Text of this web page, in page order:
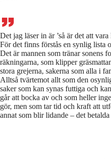
Det jag läser in är ’så är det att vara
För det finns förstås en synlig lista
Det är mannen som tränar sonens
räkningarna, som klipper
stora grejerna, sakerna som alla i
Alltså tvärtemot allt som den
saker som kan synas futtiga och
går att bocka av och som heller
gör, men som tar tid och kraft att
annat som blir lidande – det betalda